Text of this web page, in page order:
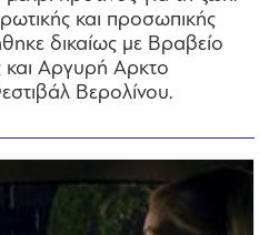
και προσωπικής
δικαίως με Βραβείο
και Αργυρή Αρκτο
Βερολίνου.